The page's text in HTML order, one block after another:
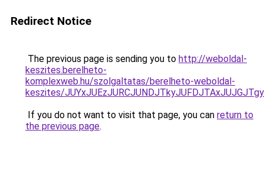
Redirect Notice
The previous page is sending you to http://weboldal-
keszites.berelheto-
komplexweb.hu/szolgaltatas/berelheto-weboldal-
keszites/
If you do not want to visit that page, you can return to
the previous page.